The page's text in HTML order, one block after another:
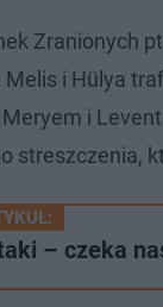
Zranionych
i Hülya
i
streszczenia,
– czeka